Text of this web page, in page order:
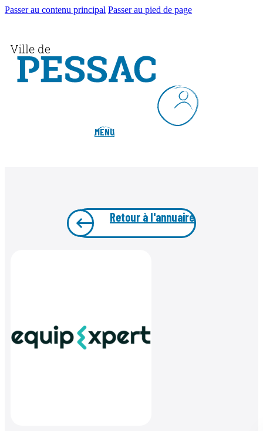
Passer au contenu principal Passer au pied de page
MENU
Retour à l'annuaire